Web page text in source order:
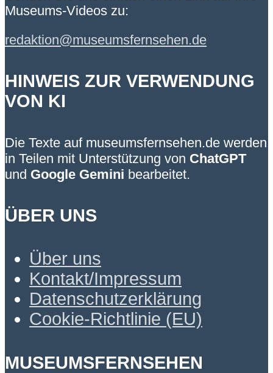
Museums-Videos zu:
redaktion@museumsfernsehen.de
HINWEIS ZUR VERWENDUNG
VON KI
Die Texte auf museumsfernsehen.de werden
in Teilen mit Unterstützung von ChatGPT
und Google Gemini bearbeitet.
ÜBER UNS
Über uns
Kontakt/Impressum
Datenschutzerklärung
Cookie-Richtlinie (EU)
MUSEUMSFERNSEHEN